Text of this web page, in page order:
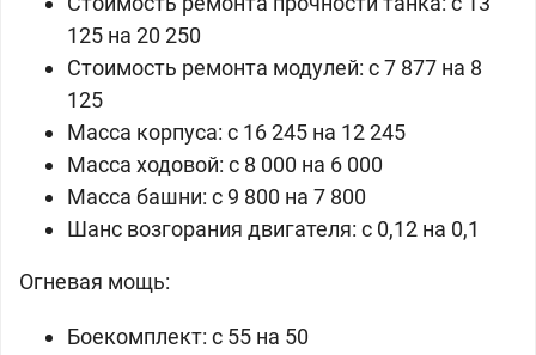
125 на 20 250
Стоимость ремонта модулей: c 7 877 на 8
125
Масса корпуса: c 16 245 на 12 245
Масса ходовой: c 8 000 на 6 000
Масса башни: c 9 800 на 7 800
Шанс возгорания двигателя: c 0,12 на 0,1
Огневая мощь:
Боекомплект: c 55 на 50